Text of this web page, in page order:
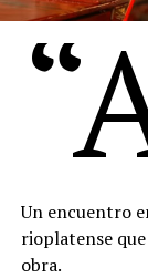
Un encuentro
rioplatense
obra.